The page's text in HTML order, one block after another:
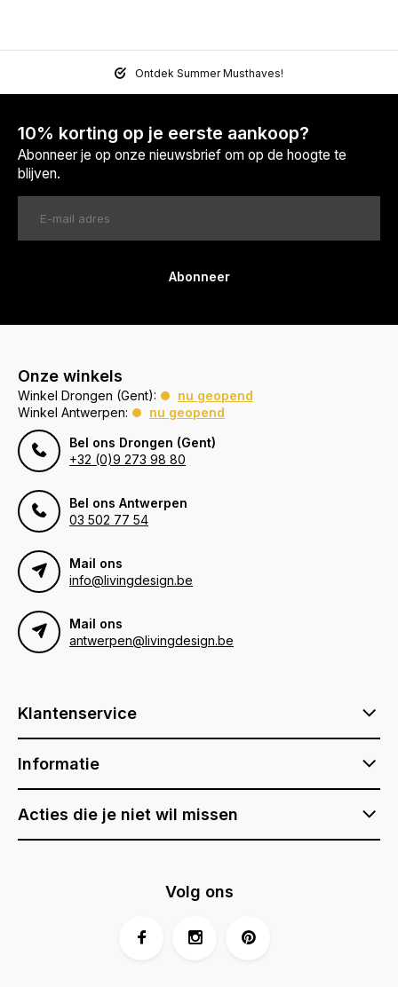
Ontdek Summer Musthaves!
10% korting op je eerste aankoop?
Abonneer je op onze nieuwsbrief om op de hoogte te
blijven.
Abonneer
Onze winkels
Winkel Drongen (Gent):
nu geopend
Winkel Antwerpen:
nu geopend
Bel ons Drongen (Gent)
+32 (0)9 273 98 80
Bel ons Antwerpen
03 502 77 54
Mail ons
info@livingdesign.be
Mail ons
antwerpen@livingdesign.be
Klantenservice
Informatie
Acties die je niet wil missen
Volg ons